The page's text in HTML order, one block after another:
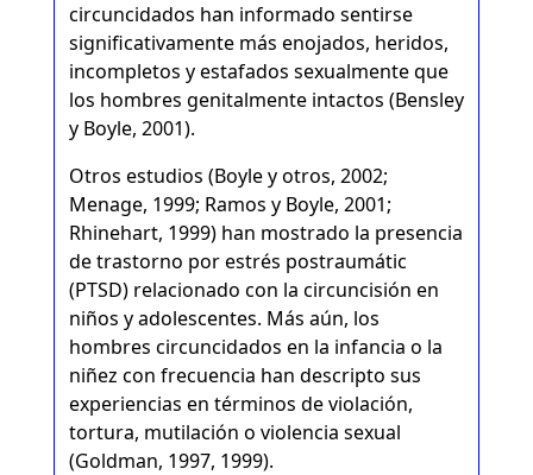
circuncidados han informado sentirse
significativamente más enojados, heridos,
incompletos y estafados sexualmente que
los hombres genitalmente intactos (Bensley
y Boyle, 2001).
Otros estudios (Boyle y otros, 2002;
Menage, 1999; Ramos y Boyle, 2001;
Rhinehart, 1999) han mostrado la presencia
de trastorno por estrés postraumátic
(PTSD) relacionado con la circuncisión en
niños y adolescentes. Más aún, los
hombres circuncidados en la infancia o la
niñez con frecuencia han descripto sus
experiencias en términos de violación,
tortura, mutilación o violencia sexual
(Goldman, 1997, 1999).